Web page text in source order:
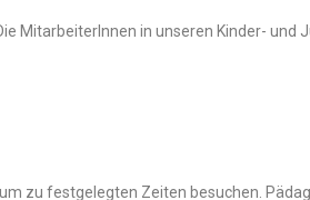
MitarbeiterInnen in unseren Kinder- und
zu festgelegten Zeiten besuchen.